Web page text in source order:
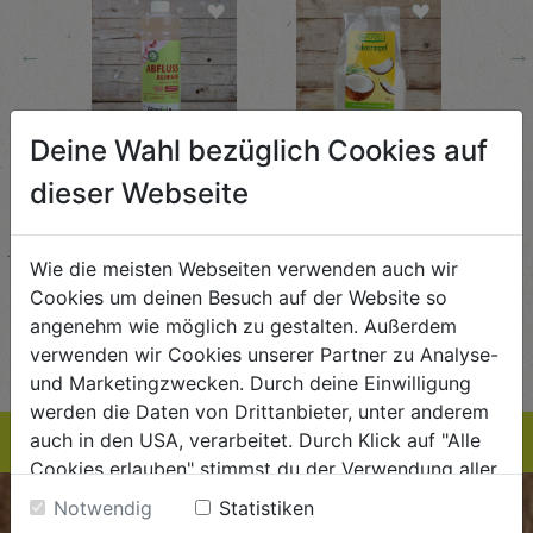
←
STK
Abflussreiniger
1L
AlmaWin
€ 5,99
€ 5,99 / STK
AUF DIE
EINKAUFSLISTE
Kokosraspeln
€ 3,99
€ 3,99 / STK
AUF DIE
EINKAUFSLISTE
→
BIOKISTE
Deine Wahl bezüglich Cookies auf
dieser Webseite
Wie die meisten Webseiten verwenden auch wir
Cookies um deinen Besuch auf der Website so
angenehm wie möglich zu gestalten. Außerdem
verwenden wir Cookies unserer Partner zu Analyse-
und Marketingzwecken. Durch deine Einwilligung
werden die Daten von Drittanbieter, unter anderem
auch in den USA, verarbeitet. Durch Klick auf "Alle
Cookies erlauben" stimmst du der Verwendung aller
Cookies zu. Unter "Details anzeigen" findest du alle
Infos zu den unterschiedlichen Cookies, du kannst
Notwendig
Statistiken